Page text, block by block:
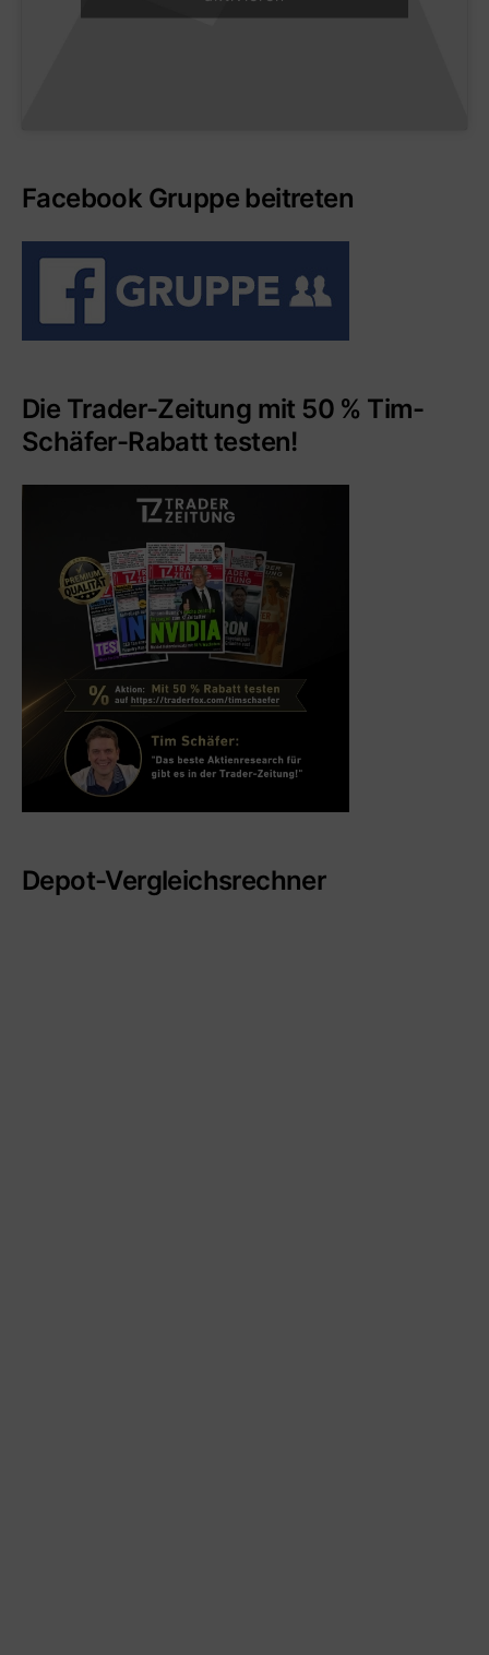
Facebook Gruppe beitreten
Die Trader-Zeitung mit 50 % Tim-
Schäfer-Rabatt testen!
Depot-Vergleichsrechner